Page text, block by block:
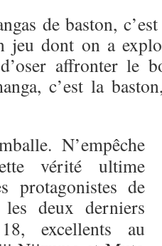
de baston,
jeu dont on a
affronter le
c’est la
N’empêche
vérité ultime
protagonistes de
deux derniers
excellents au